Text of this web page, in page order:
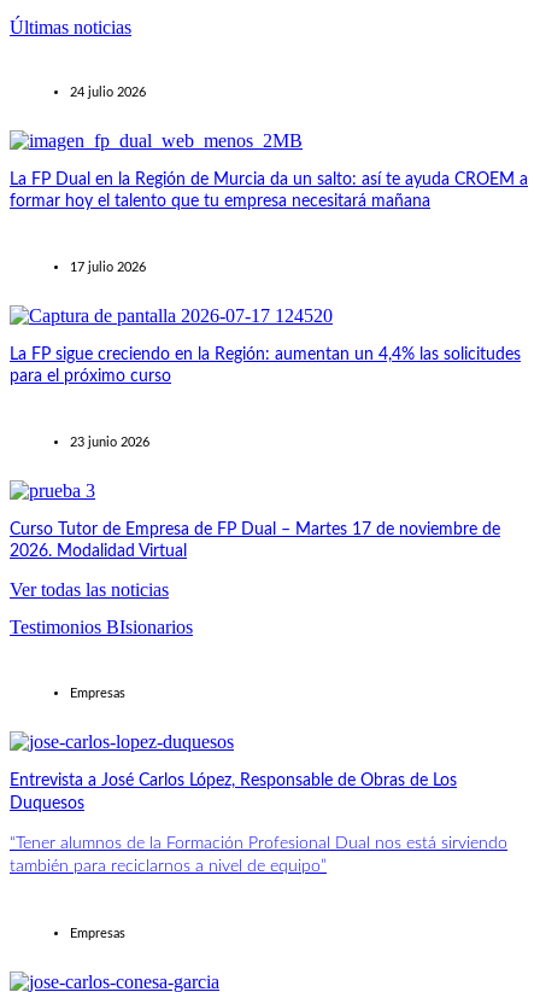
Últimas noticias
24 julio 2026
La FP Dual en la Región de Murcia da un salto: así te ayuda CROEM a
formar hoy el talento que tu empresa necesitará mañana
17 julio 2026
La FP sigue creciendo en la Región: aumentan un 4,4% las solicitudes
para el próximo curso
23 junio 2026
Curso Tutor de Empresa de FP Dual – Martes 17 de noviembre de
2026. Modalidad Virtual
Ver todas las noticias
Testimonios BIsionarios
Empresas
Entrevista a José Carlos López, Responsable de Obras de Los
Duquesos
“Tener alumnos de la Formación Profesional Dual nos está sirviendo
también para reciclarnos a nivel de equipo”
Empresas